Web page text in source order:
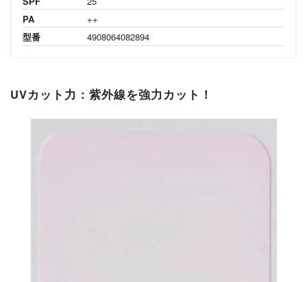
PA
++
型番
4908064082894
UVカット力：紫外線を強力カット！